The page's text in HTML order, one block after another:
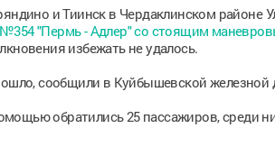
и Тиинск в Чердаклинском районе
"Пермь - Адлер" со стоящим
избежать не удалось.
сообщили в Куйбышевской железной
обратились 25 пассажиров, среди